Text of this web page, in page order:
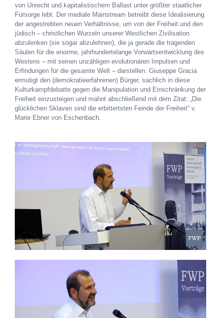
von Unrecht und kapitalistischem Ballast unter größter staatlicher
Fürsorge lebt. Der mediale Mainstream betreibt diese Idealisierung
der angestrebten neuen Verhältnisse, um von der Freiheit und den
jüdisch – christlichen Wurzeln unserer Westlichen Zivilisation
abzulenken (sie sogar abzulehnen), die ja gerade die tragenden
Säulen für die enorme, jahrhundertelange Vorwärtsentwicklung des
Westens – mit seinen unzähligen evolutionären Impulsen und
Erfindungen für die gesamte Welt – darstellen. Giuseppe Gracia
ermutigt den (demokratieerfahrenen) Bürger, sachlich in diese
Kulturkampfdebatte gegen die Manipulation und Einschränkung der
Freiheit einzusteigen und mahnt abschließend mit dem Zitat: „Die
glücklichen Sklaven sind die erbittertsten Feinde der Freiheit“ v.
Marie Ebner von Eschenbach.